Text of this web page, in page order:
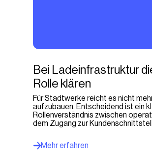
Bei Ladeinfrastruktur
Rolle klären
Für Stadtwerke reicht es nicht
aufzubauen. Entscheidend ist ein
Rollenverständnis zwischen
dem Zugang zur
Mehr erfahren